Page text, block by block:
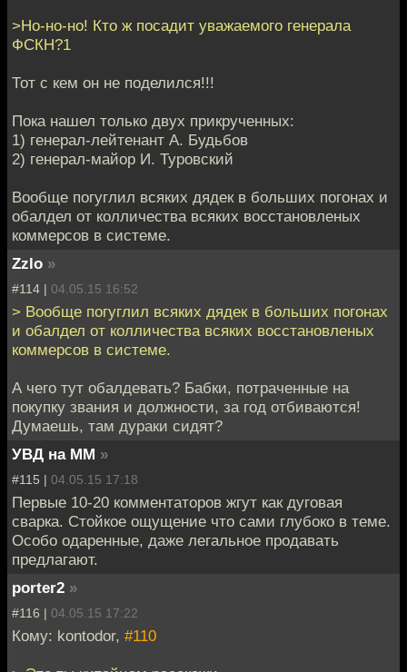
>Но-но-но! Кто ж посадит уважаемого генерала
ФСКН?1
Тот с кем он не поделился!!!
Пока нашел только двух прикрученных:
1) генерал-лейтенант А. Будьбов
2) генерал-майор И. Туровский
Вообще погуглил всяких дядек в больших погонах и
обалдел от колличества всяких восстановленых
коммерсов в системе.
Zzlo »
#114 | 04.05.15 16:52
> Вообще погуглил всяких дядек в больших погонах
и обалдел от колличества всяких восстановленых
коммерсов в системе.
А чего тут обалдевать? Бабки, потраченные на
покупку звания и должности, за год отбиваются!
Думаешь, там дураки сидят?
УВД на ММ »
#115 | 04.05.15 17:18
Первые 10-20 комментаторов жгут как дуговая
сварка. Стойкое ощущение что сами глубоко в теме.
Особо одаренные, даже легальное продавать
предлагают.
porter2 »
#116 | 04.05.15 17:22
Кому: kontodor, #110